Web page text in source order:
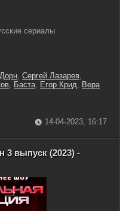
сериалы
, Сергей Лазарев,
, Баста, Егор Крид, Вера
14-04-2023, 16:17
3 выпуск (2023) -